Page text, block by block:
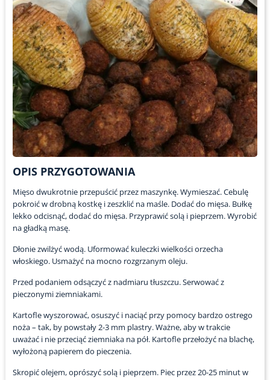
OPIS PRZYGOTOWANIA
Mięso dwukrotnie przepuścić przez maszynkę. Wymieszać. Cebulę
pokroić w drobną kostkę i zeszklić na maśle. Dodać do mięsa. Bułkę
lekko odcisnąć, dodać do mięsa. Przyprawić solą i pieprzem. Wyrobić
na gładką masę.
Dłonie zwilżyć wodą. Uformować kuleczki wielkości orzecha
włoskiego. Usmażyć na mocno rozgrzanym oleju.
Przed podaniem odsączyć z nadmiaru tłuszczu. Serwować z
pieczonymi ziemniakami.
Kartofle wyszorować, osuszyć i naciąć przy pomocy bardzo ostrego
noża – tak, by powstały 2-3 mm plastry. Ważne, aby w trakcie
uważać i nie przeciąć ziemniaka na pół. Kartofle przełożyć na blachę,
wyłożoną papierem do pieczenia.
Skropić olejem, oprószyć solą i pieprzem. Piec przez 20-25 minut w